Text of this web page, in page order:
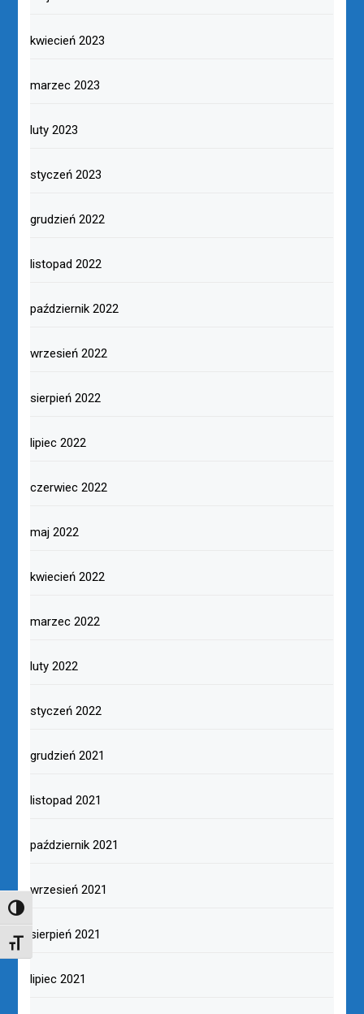
TOGGLE HIGH CONTRAST
TOGGLE FONT SIZE
kwiecień 2023
marzec 2023
luty 2023
styczeń 2023
grudzień 2022
listopad 2022
październik 2022
wrzesień 2022
sierpień 2022
lipiec 2022
czerwiec 2022
maj 2022
kwiecień 2022
marzec 2022
luty 2022
styczeń 2022
grudzień 2021
listopad 2021
październik 2021
wrzesień 2021
sierpień 2021
lipiec 2021